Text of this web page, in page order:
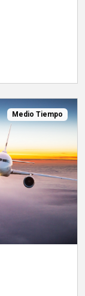
Medio Tiempo